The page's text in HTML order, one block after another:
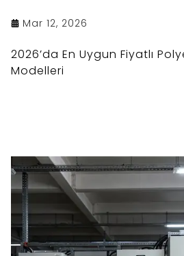
Mar 12, 2026
2026’da En Uygun Fiyatlı
Modelleri